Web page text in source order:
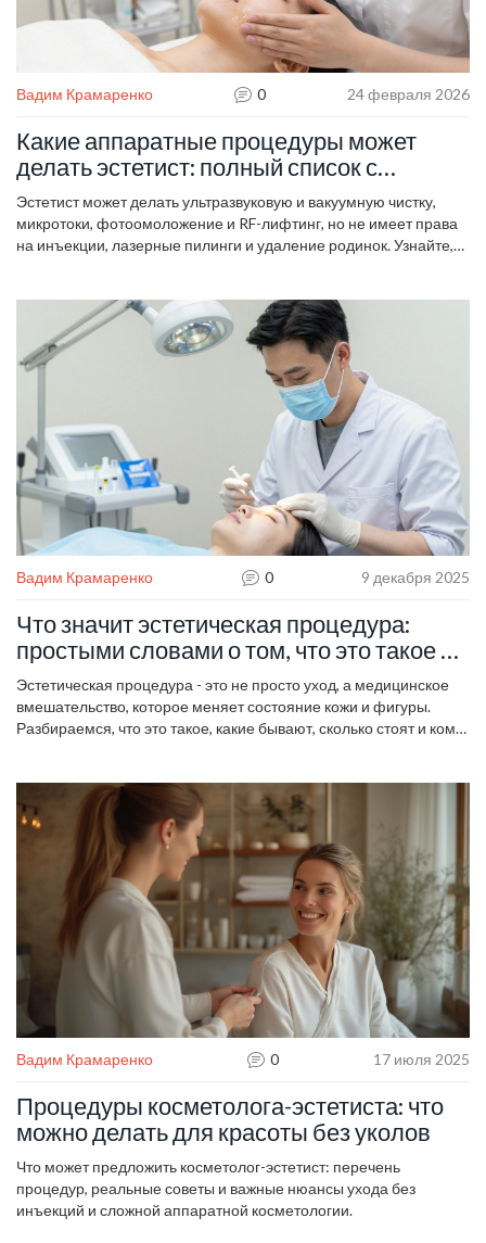
Вадим Крамаренко 0 24 февраля 2026
Какие аппаратные процедуры может
делать эстетист: полный список с
разрешениями и ограничениями
Эстетист может делать ультразвуковую и вакуумную чистку,
микротоки, фотоомоложение и RF-лифтинг, но не имеет права
на инъекции, лазерные пилинги и удаление родинок. Узнайте,
Вадим Крамаренко 0 9 декабря 2025
Что значит эстетическая процедура:
простыми словами о том, что это такое и
зачем нужно
Эстетическая процедура - это не просто уход, а медицинское
вмешательство, которое меняет состояние кожи и фигуры.
Разбираемся, что это такое, какие бывают, сколько стоят и кому
Вадим Крамаренко 0 17 июля 2025
Процедуры косметолога-эстетиста: что
можно делать для красоты без уколов
Что может предложить косметолог-эстетист: перечень
процедур, реальные советы и важные нюансы ухода без
инъекций и сложной аппаратной косметологии.